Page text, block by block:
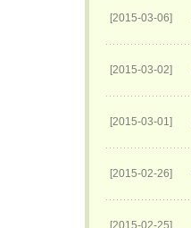
[2015-03-06]
[2015-03-02]
[2015-03-01]
[2015-02-26]
[2015-02-25]